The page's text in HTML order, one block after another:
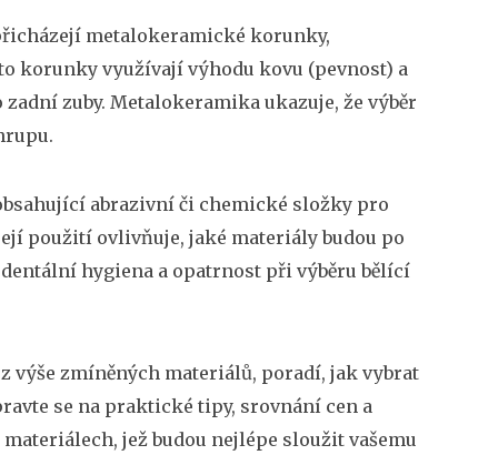
metalokeramické korunky,
korunky využívají výhodu kovu (pevnost) a
zuby. Metalokeramika ukazuje, že výběr
abrazivní či chemické složky pro
použití ovlivňuje, jaké materiály budou po
hygiena a opatrnost při výběru bělící
výše zmíněných materiálů, poradí, jak vybrat
se na praktické tipy, srovnání cen a
jež budou nejlépe sloužit vašemu